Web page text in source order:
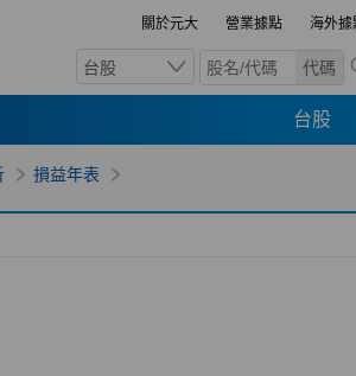
關於元大 營業據點 海外據
台股 代碼
台股
損益年表